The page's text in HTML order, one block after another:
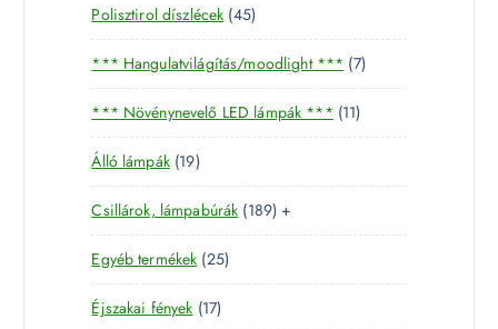
Polisztirol díszlécek 454
5
t
e
r
m
k
*** Hangulatvilágítás/moodlight *** 77
t
r
é
*** Növénynevelő LED lámpák *** 111
1
e
m
k
Álló lámpák 191
9
t
e
r
m
é
Csillárok, lámpabúrák 1891
8
t
+
Egyéb termékek 252
5
Éjszakai fények 171